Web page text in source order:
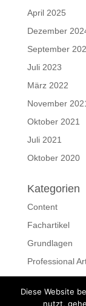
April 2025
Dezember
September
Juli 2023
März 2022
November
Oktober 2021
Juli 2021
Oktober 2020
Kategorien
Content
Fachartikel
Grundlagen
Professional
Ressourcen
Schreiben
Diese Website
nutzt,